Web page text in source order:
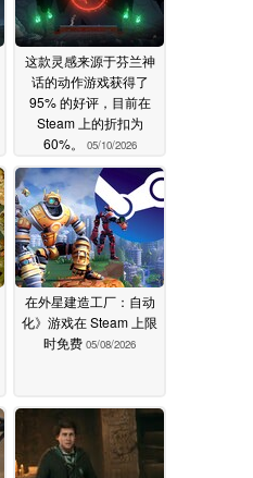
这款灵感来源于芬兰神
话的动作游戏获得了
95% 的好评，目前在
Steam 上的折扣为
60%。
05/10/2026
在外星建造工厂：自动
化》游戏在 Steam 上限
时免费 05/08/2026